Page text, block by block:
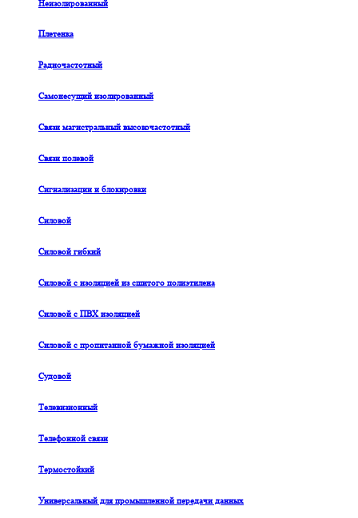
Неизолированный
Плетенка
Радиочастотный
Самонесущий изолированный
Связи магистральный высокочастотный
Связи полевой
Сигнализации и блокировки
Силовой
Силовой гибкий
Силовой с изоляцией из сшитого полиэтилена
Силовой с ПВХ изоляцией
Силовой с пропитанной бумажной изоляцией
Судовой
Телевизионный
Телефонной связи
Термостойкий
Универсальный для промышленной передачи данных